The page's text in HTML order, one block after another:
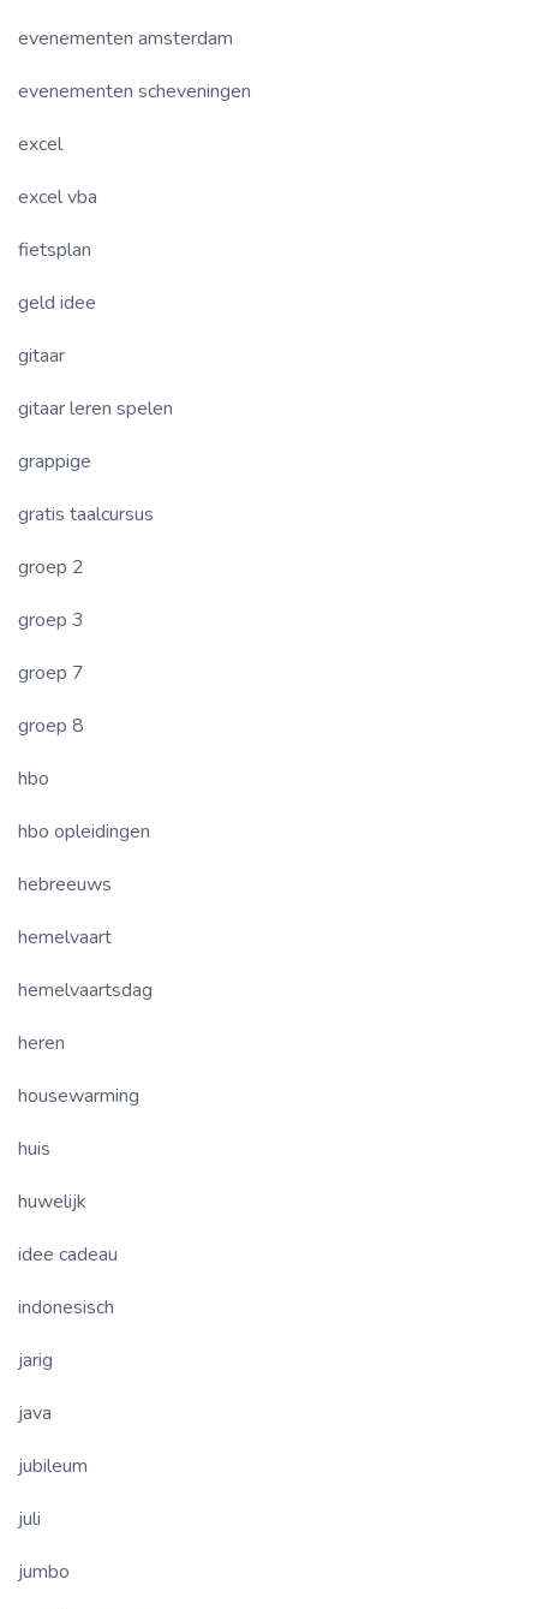
evenementen amsterdam
evenementen scheveningen
excel
excel vba
fietsplan
geld idee
gitaar
gitaar leren spelen
grappige
gratis taalcursus
groep 2
groep 3
groep 7
groep 8
hbo
hbo opleidingen
hebreeuws
hemelvaart
hemelvaartsdag
heren
housewarming
huis
huwelijk
idee cadeau
indonesisch
jarig
java
jubileum
juli
jumbo